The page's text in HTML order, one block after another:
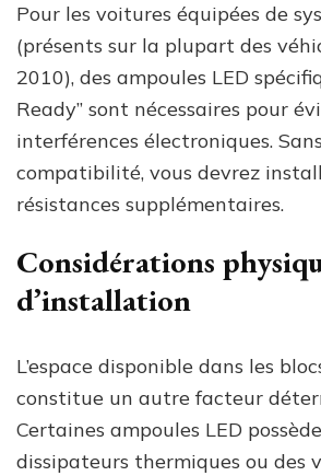
Pour les voitures équipées de
(présents sur la plupart des
2010), des ampoules LED
Ready” sont nécessaires pour
interférences électroniques.
compatibilité, vous devrez
résistances supplémentaires.
Considérations
d’installation
L’espace disponible dans les
constitue un autre facteur
Certaines ampoules LED
dissipateurs thermiques ou des